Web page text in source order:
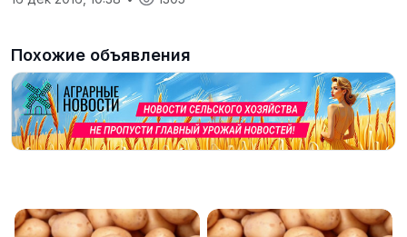
Похожие объявления